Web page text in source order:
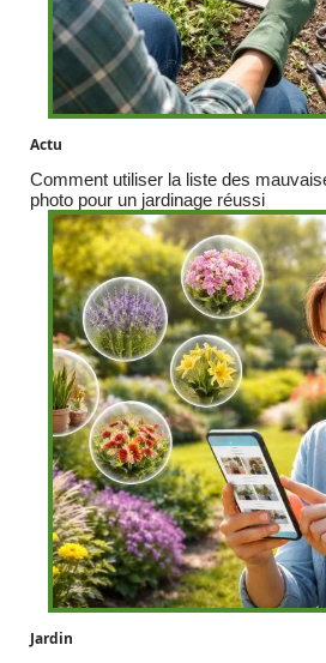
Actu
Comment utiliser la liste des
photo pour un jardinage réussi
Jardin